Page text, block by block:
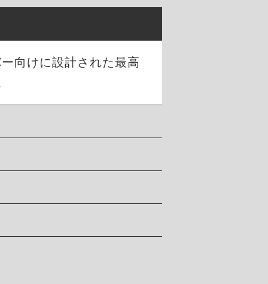
向けに設計された最高